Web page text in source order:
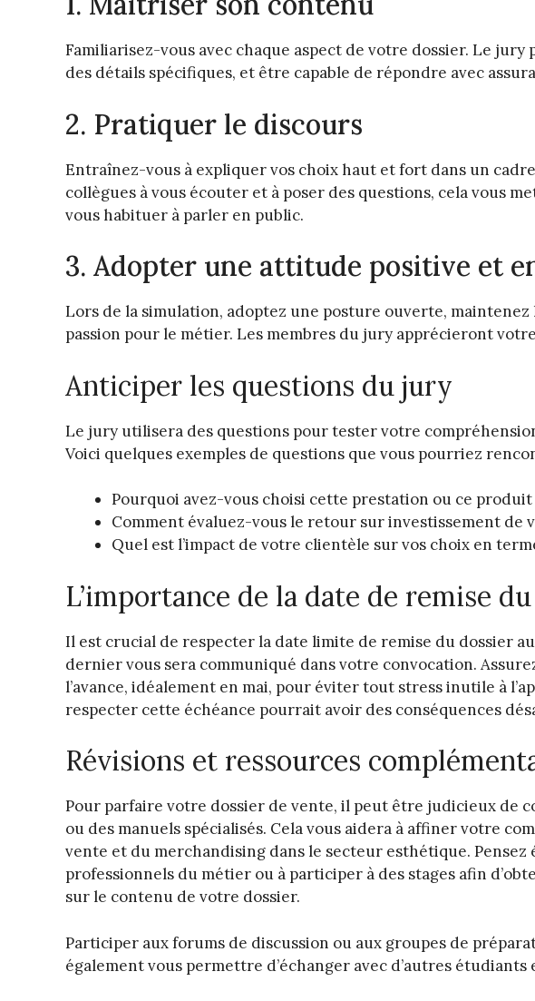
Familiarisez-vous avec chaque aspect de votre dossier. Le
des détails spécifiques, et être capable de répondre avec
2. Pratiquer le discours
Entraînez-vous à expliquer vos choix haut et fort dans un
collègues à vous écouter et à poser des questions, cela vous
vous habituer à parler en public.
3. Adopter une attitude positive et
Lors de la simulation, adoptez une posture ouverte,
passion pour le métier. Les membres du jury apprécieront
Anticiper les questions du jury
Le jury utilisera des questions pour tester votre
Voici quelques exemples de questions que vous pourriez
Pourquoi avez-vous choisi cette prestation ou ce produit
Comment évaluez-vous le retour sur investissement de
Quel est l’impact de votre clientèle sur vos choix en
L’importance de la date de remise
Il est crucial de respecter la date limite de remise du dossier au
dernier vous sera communiqué dans votre convocation.
l’avance, idéalement en mai, pour éviter tout stress inutile à
respecter cette échéance pourrait avoir des conséquences
Révisions et ressources
Pour parfaire votre dossier de vente, il peut être judicieux de
ou des manuels spécialisés. Cela vous aidera à affiner votre
vente et du merchandising dans le secteur esthétique. Pensez
professionnels du métier ou à participer à des stages afin
sur le contenu de votre dossier.
Participer aux forums de discussion ou aux groupes de
également vous permettre d’échanger avec d’autres étudiants